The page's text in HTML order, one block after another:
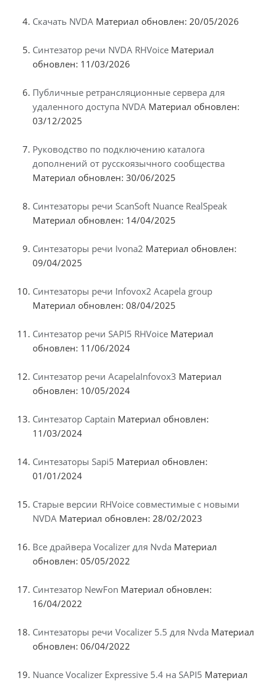
Скачать NVDA Материал обновлен: 20/05/2026
Синтезатор речи NVDA RHVoice Материал
обновлен: 11/03/2026
Публичные ретрансляционные сервера для
удаленного доступа NVDA Материал обновлен:
03/12/2025
Руководство по подключению каталога
дополнений от русскоязычного сообщества
Материал обновлен: 30/06/2025
Синтезаторы речи ScanSoft Nuance RealSpeak
Материал обновлен: 14/04/2025
Синтезаторы речи Ivona2 Материал обновлен:
09/04/2025
Синтезаторы речи Infovox2 Acapela group
Материал обновлен: 08/04/2025
Синтезатор речи SAPI5 RHVoice Материал
обновлен: 11/06/2024
Синтезатор речи AcapelaInfovox3 Материал
обновлен: 10/05/2024
Синтезатор Captain Материал обновлен:
11/03/2024
Синтезаторы Sapi5 Материал обновлен:
01/01/2024
Старые версии RHVoice совместимые с новыми
NVDA Материал обновлен: 28/02/2023
Все драйвера Vocalizer для Nvda Материал
обновлен: 05/05/2022
Синтезатор NewFon Материал обновлен:
16/04/2022
Синтезаторы речи Vocalizer 5.5 для Nvda Материал
обновлен: 06/04/2022
Nuance Vocalizer Expressive 5.4 на SAPI5 Материал